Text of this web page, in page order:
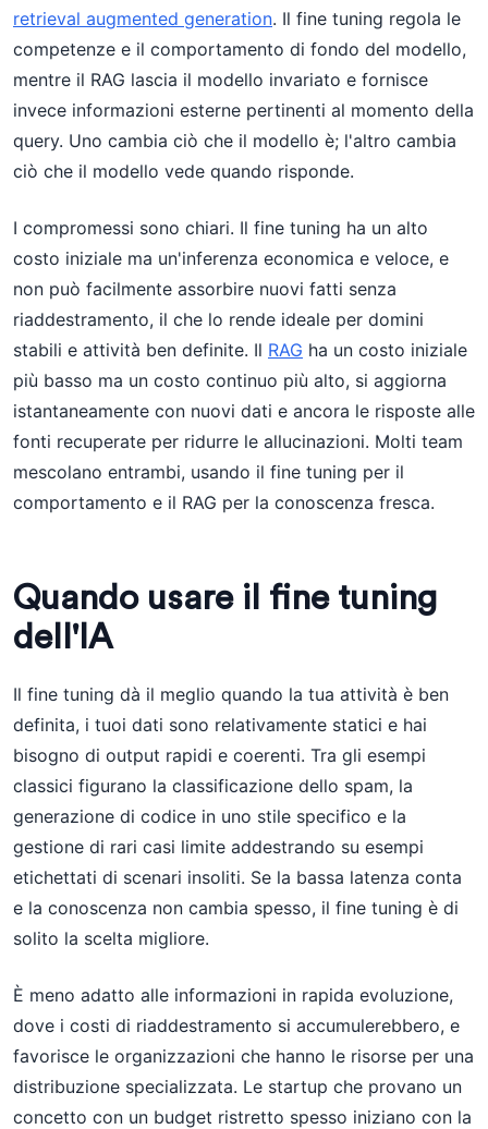
retrieval augmented generation. Il fine tuning regola le
competenze e il comportamento di fondo del modello,
mentre il RAG lascia il modello invariato e fornisce
invece informazioni esterne pertinenti al momento della
query. Uno cambia ciò che il modello è; l'altro cambia
ciò che il modello vede quando risponde.
I compromessi sono chiari. Il fine tuning ha un alto
costo iniziale ma un'inferenza economica e veloce, e
non può facilmente assorbire nuovi fatti senza
riaddestramento, il che lo rende ideale per domini
stabili e attività ben definite. Il RAG ha un costo iniziale
più basso ma un costo continuo più alto, si aggiorna
istantaneamente con nuovi dati e ancora le risposte alle
fonti recuperate per ridurre le allucinazioni. Molti team
mescolano entrambi, usando il fine tuning per il
comportamento e il RAG per la conoscenza fresca.
Quando usare il fine tuning
dell'IA
Il fine tuning dà il meglio quando la tua attività è ben
definita, i tuoi dati sono relativamente statici e hai
bisogno di output rapidi e coerenti. Tra gli esempi
classici figurano la classificazione dello spam, la
generazione di codice in uno stile specifico e la
gestione di rari casi limite addestrando su esempi
etichettati di scenari insoliti. Se la bassa latenza conta
e la conoscenza non cambia spesso, il fine tuning è di
solito la scelta migliore.
È meno adatto alle informazioni in rapida evoluzione,
dove i costi di riaddestramento si accumulerebbero, e
favorisce le organizzazioni che hanno le risorse per una
distribuzione specializzata. Le startup che provano un
concetto con un budget ristretto spesso iniziano con la